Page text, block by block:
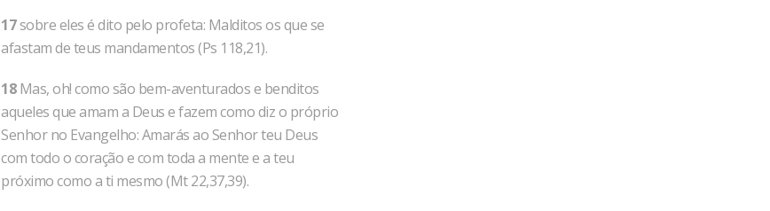
17sobre eles é dito pelo profeta: Malditos os que se
afastam de teus mandamentos (Ps 118,21).
18Mas, oh! como são bem-aventurados e benditos
aqueles que amam a Deus e fazem como diz o próprio
Senhor no Evangelho: Amarás ao Senhor teu Deus
com todo o coração e com toda a mente e a teu
próximo como a ti mesmo (Mt 22,37,39).